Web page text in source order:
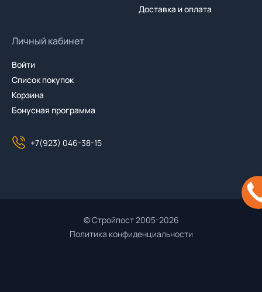
Доставка и оплата
Личный кабинет
Войти
Список покупок
Корзина
Бонусная программа
+7(923) 046-38-15
© Стройпост 2005-2026
Политика конфиденциальности